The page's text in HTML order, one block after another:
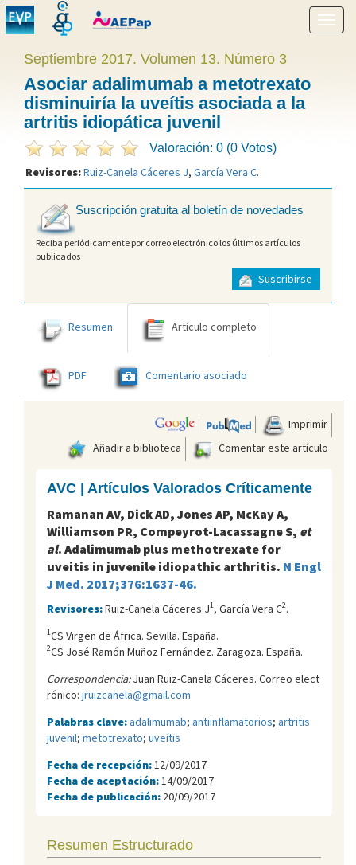
menú
Septiembre 2017. Volumen 13. Número 3
Asociar adalimumab a metotrexato
disminuiría la uveítis asociada a la
artritis idiopática juvenil
Valoración: 0 (0 Votos)
Revisores:Ruiz-Canela Cáceres J, García Vera C.
Suscripción gratuita al boletín de novedades
Reciba periódicamente por correo electrónico los últimos artículos
publicados
Suscribirse
Resumen Artículo completo
PDF Comentario asociado
Imprimir
Añadir a biblioteca
Comentar este artículo
AVC | Artículos Valorados Críticamente
Ramanan AV, Dick AD, Jones AP, McKay A,
Williamson PR, Compeyrot-Lacassagne S, et
al. Adalimumab plus methotrexate for
uveitis in juvenile idiopathic arthritis. N Engl
J Med. 2017;376:1637-46.
Revisores:Ruiz-Canela Cáceres J1, García Vera C2.
1CS Virgen de África. Sevilla. España.
2CS José Ramón Muñoz Fernández. Zaragoza. España.
Correspondencia:Juan Ruiz-Canela Cáceres. Correo elect
rónico: jruizcanela@gmail.com
Palabras clave:adalimumab; antiinflamatorios; artritis
juvenil; metotrexato; uveítis
Fecha de recepción: 12/09/2017
Fecha de aceptación: 14/09/2017
Fecha de publicación: 20/09/2017
Resumen Estructurado